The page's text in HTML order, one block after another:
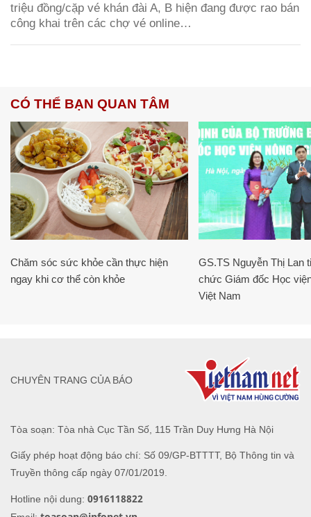
triệu đồng/cặp vé khán đài A, B hiện đang được rao bán
công khai trên các chợ vé online…
CÓ THỂ BẠN QUAN TÂM
Chăm sóc sức khỏe cần thực hiện
ngay khi cơ thể còn khỏe
GS.TS Nguyễn Thị Lan
chức Giám đốc Học
Việt Nam
Tòa soạn: Tòa nhà Cục Tần Số, 115 Trần Duy Hưng Hà Nội
Giấy phép hoạt động báo chí: Số 09/GP-BTTTT, Bộ Thông tin và
Truyền thông cấp ngày 07/01/2019.
Hotline nội dung: 0916118822
CHUYÊN TRANG CỦA BÁO